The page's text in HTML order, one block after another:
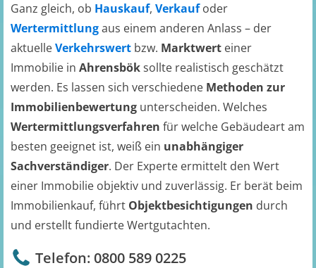
Ganz gleich, ob Hauskauf, Verkaufoder
Wertermittlungaus einem anderen Anlass – der
aktuelleVerkehrswert bzw. Marktwert einer
Immobilie in Ahrensböksollte realistisch geschätzt
werden. Es lassen sich verschiedene Methoden zur
Immobilienbewertung unterscheiden. Welches
Wertermittlungsverfahren für welche Gebäudeart am
besten geeignet ist, weiß ein unabhängiger
Sachverständiger. Der Experte ermittelt den Wert
einer Immobilie objektiv und zuverlässig. Er berät beim
Immobilienkauf, führt Objektbesichtigungen durch
und erstellt fundierte Wertgutachten.
Telefon: 0800 589 0225